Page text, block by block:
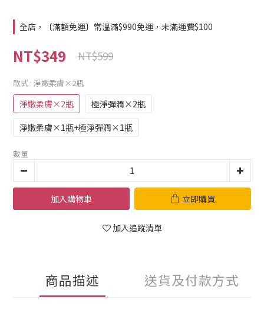
全店，〔滿額免運〕常溫滿$990免運，未滿運費$100
NT$349 NT$599
款式 : 淨嫩柔膚×2瓶
淨嫩柔膚×2瓶
極淨彈潤×2瓶
淨嫩柔膚×1瓶+極淨彈潤×1瓶
數量
加入購物車 立即購買
加入追蹤清單
商品描述 送貨及付款方式